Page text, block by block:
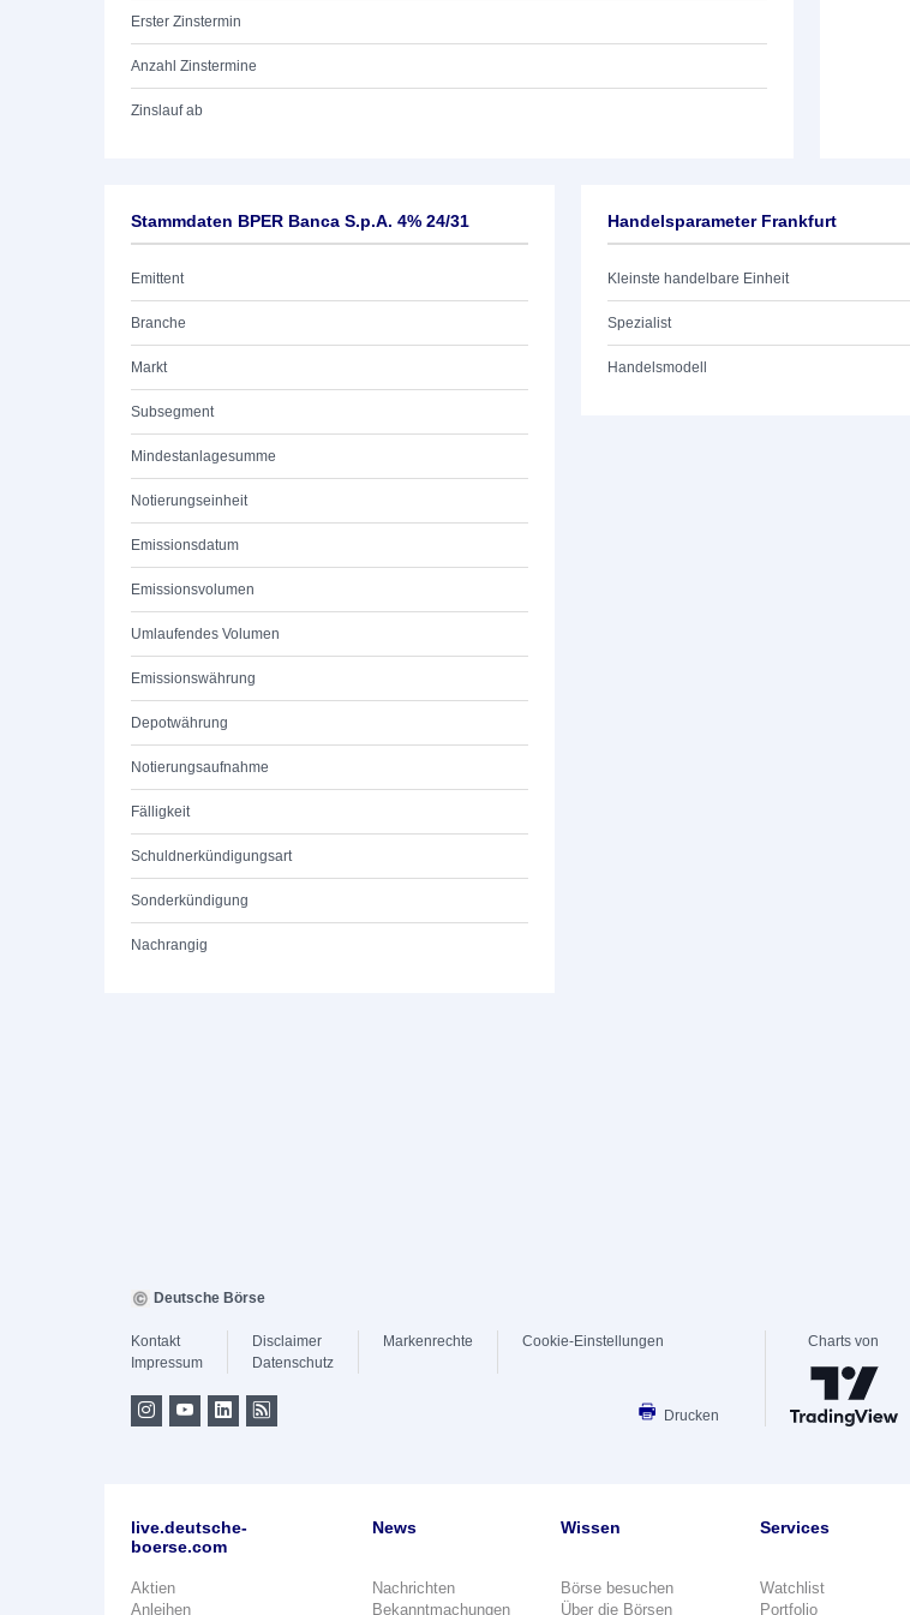
Erster Zinstermin
Anzahl Zinstermine
Zinslauf ab
Stammdaten BPER Banca S.p.A. 4% 24/31
Emittent
Branche
Markt
Subsegment
Mindestanlagesumme
Notierungseinheit
Emissionsdatum
Emissionsvolumen
Umlaufendes Volumen
Emissionswährung
Depotwährung
Notierungsaufnahme
Fälligkeit
Schuldnerkündigungsart
Sonderkündigung
Nachrangig
Handelsparameter Frankfurt
Kleinste handelbare Einheit
Spezialist
Handelsmodell
Deutsche Börse
Kontakt
Impressum
Disclaimer
Datenschutz
Markenrechte Cookie-Einstellungen
Drucken
Charts von
live.deutsche-
boerse.com
Aktien
Anleihen
News
Nachrichten
Bekanntmachungen
Wissen
Börse besuchen
Über die Börsen
Services
Watchlist
Portfolio